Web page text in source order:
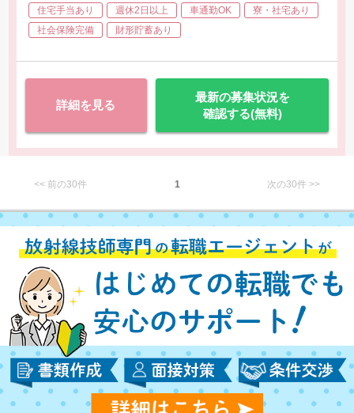
住宅手当あり 週休2日以上 車通勤OK
寮・社宅あり
社会保険完備
財形貯蓄あり
詳細を見る
最新の募集状況を
確認する(無料)
<< 前の30件 1 次の30件 >>